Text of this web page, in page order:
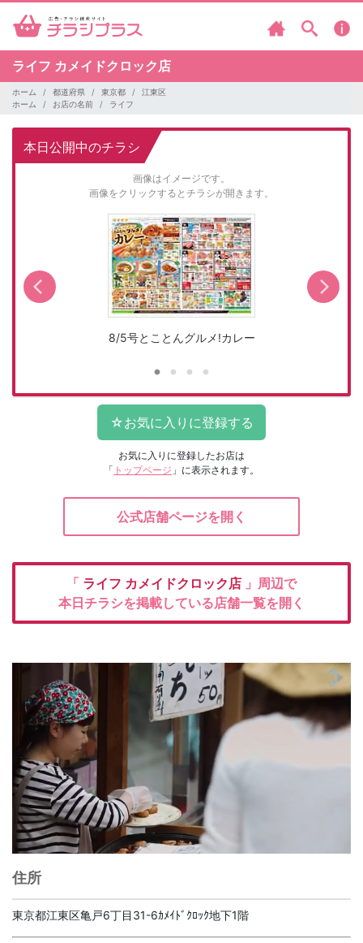
ライフ カメイドクロック店
ホーム 都道府県 東京都
江東区
ホーム
お店の名前 ライフ
本日公開中のチラシ
画像はイメージです。
画像をクリックするとチラシが開きます。
8/5号とことんグルメ!カレー
お気に入りに登録したお店は
「 トップページ 」に表示されます。
公式店舗ページを開く
「 ライフ カメイドクロック店 」周辺で
本日チラシを掲載している店舗一覧を開く
住所
東京都江東区亀戸6丁目31-6ｶﾒｲﾄﾞｸﾛｯｸ地下1階